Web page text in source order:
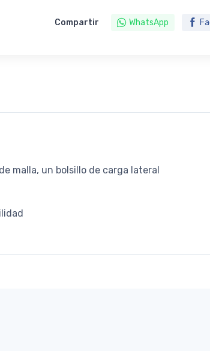
Compartir WhatsApp
malla, un bolsillo de carga lateral